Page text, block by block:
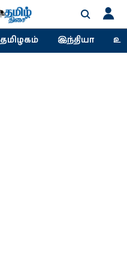
தமிழகம் இந்தியா